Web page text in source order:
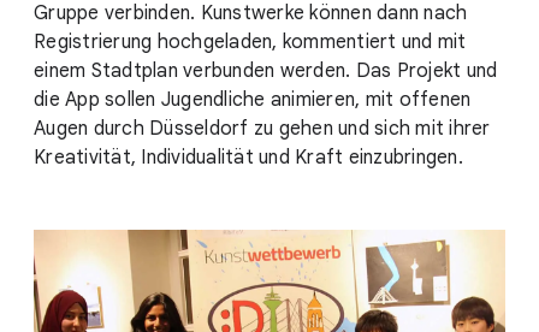
Gruppe verbinden. Kunstwerke können dann nach
Registrierung hochgeladen, kommentiert und mit
einem Stadtplan verbunden werden. Das Projekt und
die App sollen Jugendliche animieren, mit offenen
Augen durch Düsseldorf zu gehen und sich mit ihrer
Kreativität, Individualität und Kraft einzubringen.